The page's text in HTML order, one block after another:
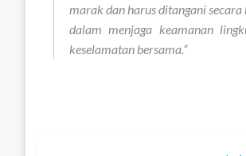
marak dan harus ditangani
dalam menjaga keamanan
keselamatan bersama.”